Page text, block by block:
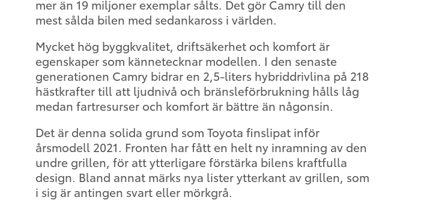
mer än 19 miljoner exemplar sålts. Det gör Camry till den
mest sålda bilen med sedankaross i världen.
Mycket hög byggkvalitet, driftsäkerhet och komfort är
egenskaper som kännetecknar modellen. I den senaste
generationen Camry bidrar en 2,5-liters hybriddrivlina på 218
hästkrafter till att ljudnivå och bränsleförbrukning hålls låg
medan fartresurser och komfort är bättre än någonsin.
Det är denna solida grund som Toyota finslipat inför
årsmodell 2021. Fronten har fått en helt ny inramning av den
undre grillen, för att ytterligare förstärka bilens kraftfulla
design. Bland annat märks nya lister ytterkant av grillen, som
i sig är antingen svart eller mörkgrå.